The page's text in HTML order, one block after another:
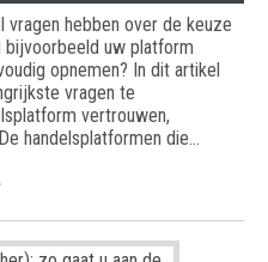
vragen hebben over de keuze
bijvoorbeeld uw platform
opnemen? In dit artikel
vragen te
vertrouwen,
handelsplatformen die…